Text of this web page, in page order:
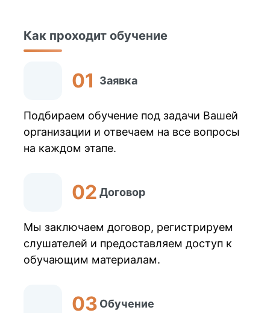
Как проходит обучение
Заявка
Подбираем обучение под задачи Вашей
организации и отвечаем на все вопросы
на каждом этапе.
Договор
Мы заключаем договор, регистрируем
слушателей и предоставляем доступ к
обучающим материалам.
Обучение